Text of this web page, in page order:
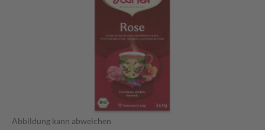
Abbildung kann abweichen